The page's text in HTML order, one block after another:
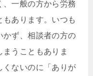
一般の方から労務
あります。いつも
かず、相談者の方の
うこともありま
くないのに「ありが